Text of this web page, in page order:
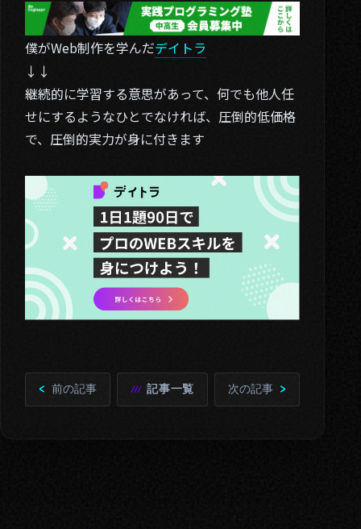
僕がWeb制作を学んだデイトラ
↓↓
継続的に学習する意思があって、何でも他人任
せにするようなひとでなければ、圧倒的低価格
で、圧倒的実力が身に付きます
前の記事 記事一覧 次の記事